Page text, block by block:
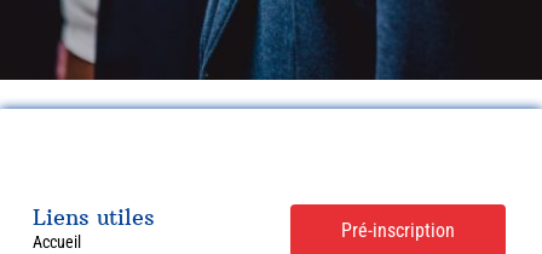
Liens utiles
Accueil
Pré-inscription